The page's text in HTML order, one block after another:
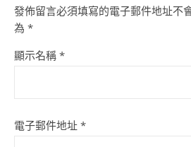
發佈留言必須填寫的電子郵件地址不
為 *
顯示名稱 *
電子郵件地址 *